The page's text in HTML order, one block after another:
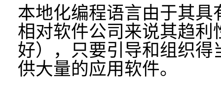
本地化编程语言由于其
相对软件公司来说其趋利
好），只要引导和组织
供大量的应用软件。